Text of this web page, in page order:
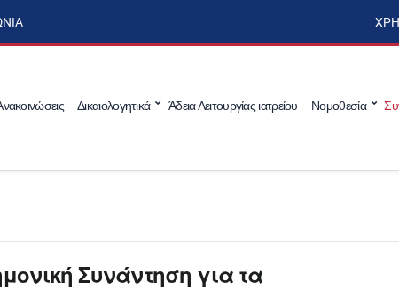
Δικαιολογητικά Άδεια Λειτουργίας ιατρείου Νομοθεσία
Συνάντηση για τα